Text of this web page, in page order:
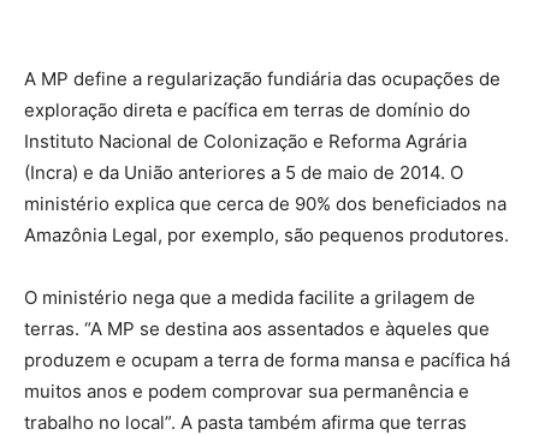
A MP define a regularização fundiária das ocupações de
exploração direta e pacífica em terras de domínio do
Instituto Nacional de Colonização e Reforma Agrária
(Incra) e da União anteriores a 5 de maio de 2014. O
ministério explica que cerca de 90% dos beneficiados na
Amazônia Legal, por exemplo, são pequenos produtores.
O ministério nega que a medida facilite a grilagem de
terras. “A MP se destina aos assentados e àqueles que
produzem e ocupam a terra de forma mansa e pacífica há
muitos anos e podem comprovar sua permanência e
trabalho no local”. A pasta também afirma que terras